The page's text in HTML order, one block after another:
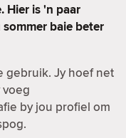
Hier is 'n paar
baie beter
gebruik. Jy hoef net
by jou profiel om